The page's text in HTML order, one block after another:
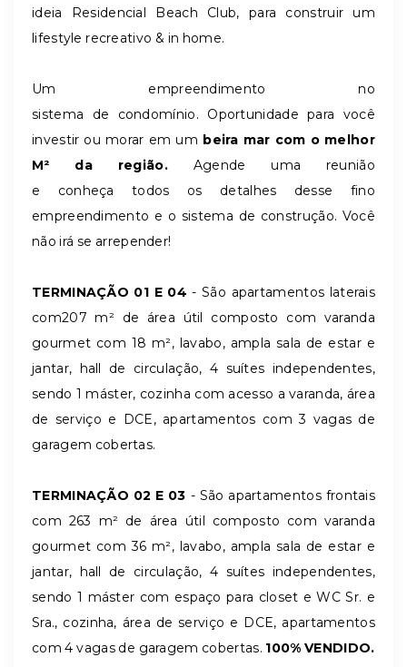
ideia Residencial Beach Club, para construir um
lifestyle recreativo & in home.
Um empreendimento no
sistema de condomínio. Oportunidade para você
investir ou morar em um beira mar com o melhor
M² da região.Agende uma reunião
e conheça todos os detalhes desse fino
empreendimento e o sistema de construção. Você
não irá se arrepender!
TERMINAÇÃO 01 E 04 - São apartamentos laterais
com207 m² de área útil composto com varanda
gourmet com 18 m², lavabo, ampla sala de estar e
jantar, hall de circulação, 4 suítes independentes,
sendo 1 máster, cozinha com acesso a varanda, área
de serviço e DCE, apartamentos com 3 vagas de
garagem cobertas.
TERMINAÇÃO 02 E 03 - São apartamentos frontais
com 263 m² de área útil composto com varanda
gourmet com 36 m², lavabo, ampla sala de estar e
jantar, hall de circulação, 4 suítes independentes,
sendo 1 máster com espaço para closet e WC Sr. e
Sra., cozinha, área de serviço e DCE, apartamentos
com 4 vagas de garagem cobertas. 100% VENDIDO.